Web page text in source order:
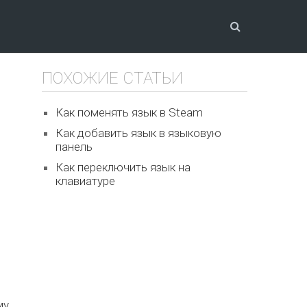
ПОХОЖИЕ СТАТЬИ
Как поменять язык в Steam
Как добавить язык в языковую
панель
Как переключить язык на
клавиатуре